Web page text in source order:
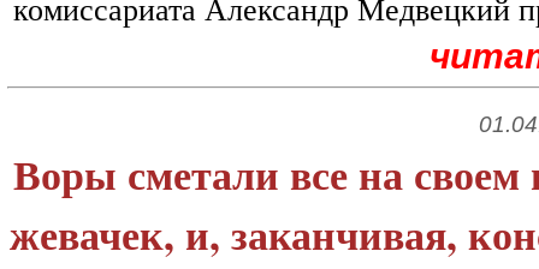
комиссариата Александр Медвецкий
Воры сметали все на
жевачек, и, заканчивая,